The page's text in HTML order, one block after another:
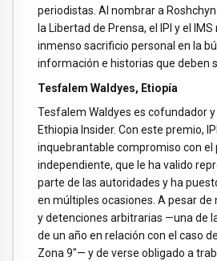
periodistas. Al nombrar a
la Libertad de Prensa, el IPI y el
inmenso sacrificio personal en la
información e historias que deben
Tesfalem Waldyes, Etiopía
Tesfalem Waldyes es cofundador
Ethiopia Insider. Con este premio,
inquebrantable compromiso con el
independiente, que le ha valido
parte de las autoridades y ha
en múltiples ocasiones. A pesar
y detenciones arbitrarias —una de
de un año en relación con el caso
Zona 9″— y de verse obligado a